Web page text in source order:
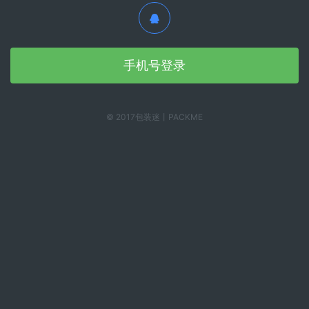
手机号登录
© 2017包装迷丨PACKME